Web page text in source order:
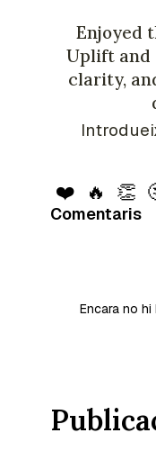
Enjoyed
Uplift and
clarity,
❤️ 🔥 👏
Comentaris
Encara no